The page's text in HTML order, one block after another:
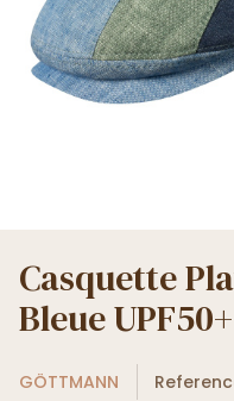
Casquette
Bleue
GÖTTMANN